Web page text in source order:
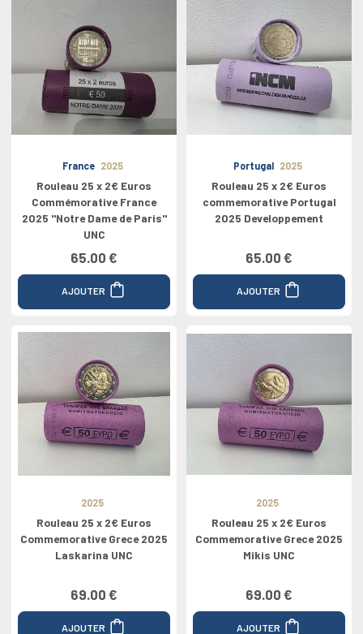
France 2025
Rouleau 25 x 2€ Euros
Commémorative France
2025 ''Notre Dame de Paris''
UNC
65.00 €
AJOUTER
Portugal 2025
Rouleau 25 x 2€ Euros
commemorative Portugal
2025 Developpement
65.00 €
AJOUTER
2025
Rouleau 25 x 2€ Euros
Commemorative Grece 2025
Laskarina UNC
69.00 €
AJOUTER
2025
Rouleau 25 x 2€ Euros
Commemorative Grece 2025
Mikis UNC
69.00 €
AJOUTER